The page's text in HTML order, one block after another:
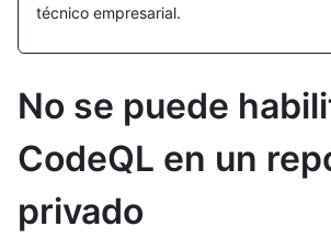
técnico empresarial.
No se puede
CodeQL en un
privado